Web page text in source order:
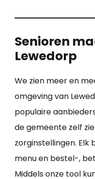
Senioren
Lewedorp
We zien meer en
omgeving van
populaire
de gemeente zelf
zorginstellingen. Elk
menu en bestel-,
Middels onze tool